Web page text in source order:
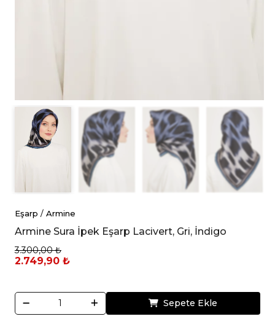
Eşarp / Armine
Armine Sura İpek Eşarp Lacivert, Gri, İndigo
3.300,00 ₺
2.749,90 ₺
Sepete Ekle